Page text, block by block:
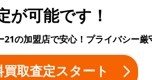
が可能です！
21の加盟店で安心！プライバシー厳
取査定スタート